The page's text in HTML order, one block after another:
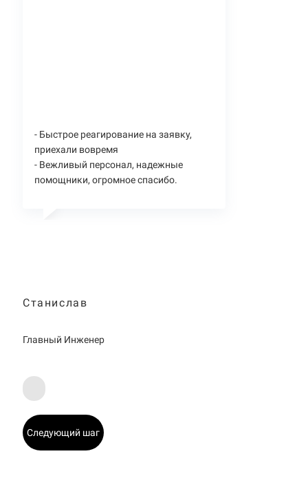
- Быстрое реагирование на заявку,
приехали вовремя
- Вежливый персонал, надежные
помощники, огромное спасибо.
Станислав
Главный Инженер
Следующий шаг